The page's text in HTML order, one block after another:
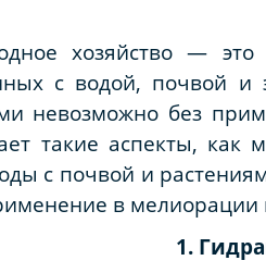
хозяйство — это
с водой, почвой и
невозможно без
такие аспекты,
с почвой и
в мелиорации
1.